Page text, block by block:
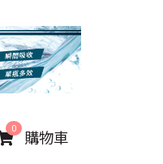
購物車
0